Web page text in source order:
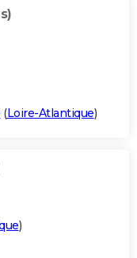
(Loire-Atlantique)
)